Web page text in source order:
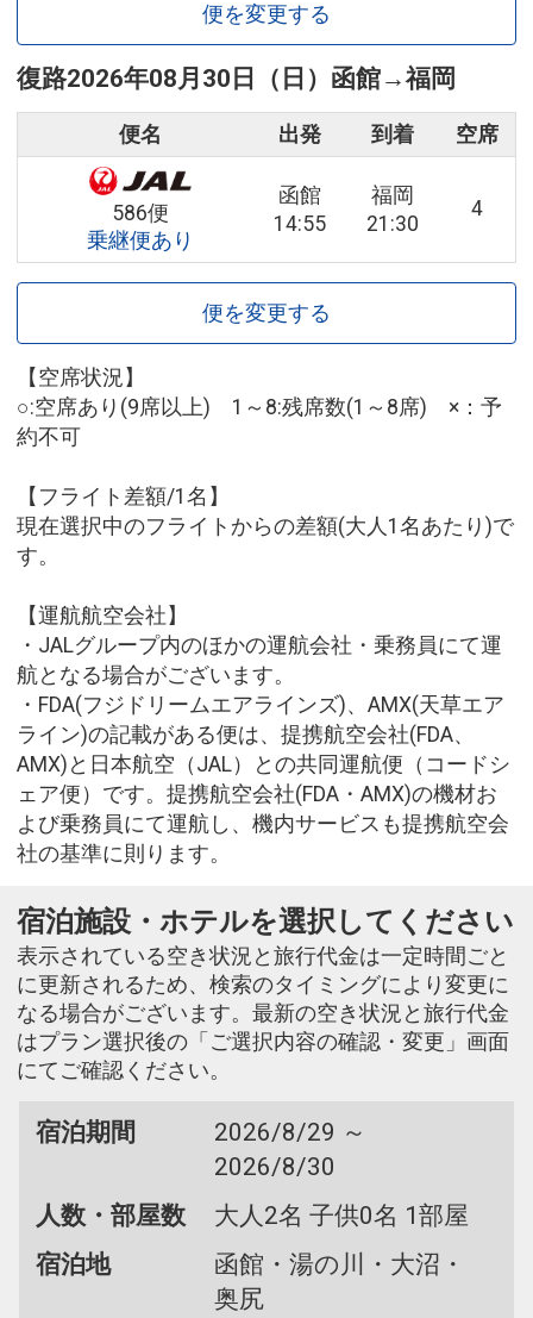
便を変更する
復路2026年08月30日（日） 函館→福岡
便名 出発 到着 空席
586便
乗継便あり
函館
14:55
福岡
21:30
4
便を変更する
【空席状況】
○:空席あり(9席以上) 1～8:残席数(1～8席) ×：予
約不可
【フライト差額/1名】
現在選択中のフライトからの差額(大人1名あたり)で
す。
【運航航空会社】
・JALグループ内のほかの運航会社・乗務員にて運
航となる場合がございます。
・FDA(フジドリームエアラインズ)、AMX(天草エア
ライン)の記載がある便は、提携航空会社(FDA、
AMX)と日本航空（JAL）との共同運航便（コードシ
ェア便）です。提携航空会社(FDA・AMX)の機材お
よび乗務員にて運航し、機内サービスも提携航空会
社の基準に則ります。
宿泊施設・ホテルを選択してください
表示されている空き状況と旅行代金は一定時間ごと
に更新されるため、検索のタイミングにより変更に
なる場合がございます。最新の空き状況と旅行代金
はプラン選択後の「ご選択内容の確認・変更」画面
にてご確認ください。
宿泊期間
2026/8/29 ～
2026/8/30
人数・部屋数
大人2名 子供0名 1部屋
宿泊地
函館・湯の川・大沼・
奥尻